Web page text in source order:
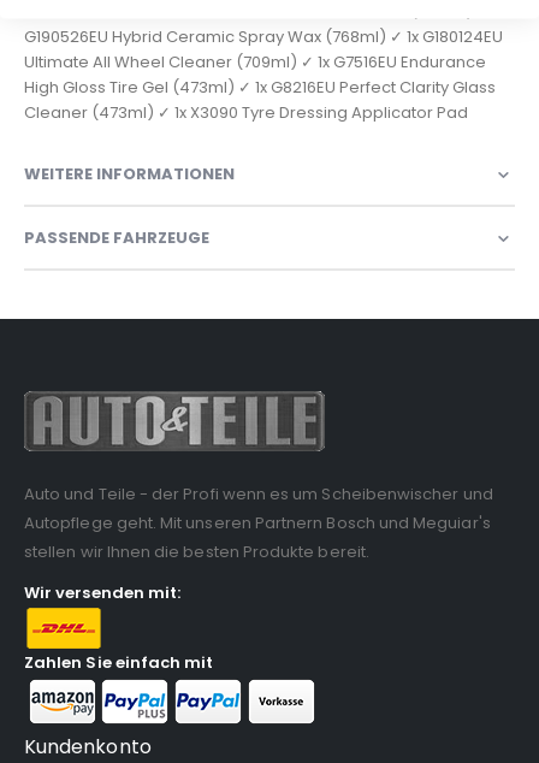
G190526EU Hybrid Ceramic Spray Wax (768ml) ✓ 1x G180124EU
Ultimate All Wheel Cleaner (709ml) ✓ 1x G7516EU Endurance
High Gloss Tire Gel (473ml) ✓ 1x G8216EU Perfect Clarity Glass
Cleaner (473ml) ✓ 1x X3090 Tyre Dressing Applicator Pad
WEITERE INFORMATIONEN
PASSENDE FAHRZEUGE
Auto und Teile - der Profi wenn es um Scheibenwischer und
Autopflege geht. Mit unseren Partnern Bosch und Meguiar's
stellen wir Ihnen die besten Produkte bereit.
Wir versenden mit:
Zahlen Sie einfach mit
Kundenkonto